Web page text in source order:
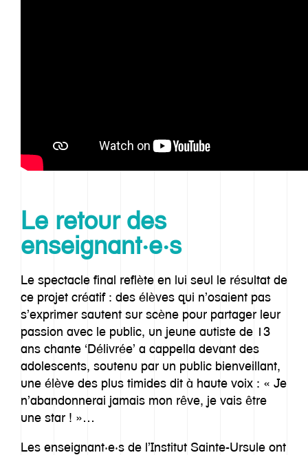
Le retour des
enseignant·e·s
Le spectacle final reflète en lui seul le résultat de
ce projet créatif : des élèves qui n’osaient pas
s’exprimer sautent sur scène pour partager leur
passion avec le public, un jeune autiste de 13
ans chante ‘Délivrée’ a cappella devant des
adolescents, soutenu par un public bienveillant,
une élève des plus timides dit à haute voix : « Je
n’abandonnerai jamais mon rêve, je vais être
une star ! »…
Les enseignant·e·s de l’Institut Sainte-Ursule ont